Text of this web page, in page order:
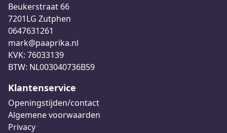
Beukerstraat 66
7201LG Zutphen
0647631261
mark@paaprika.nl
KVK: 76033139
BTW: NL003040736B59
Klantenservice
Openingstijden/contact
Algemene voorwaarden
Privacy